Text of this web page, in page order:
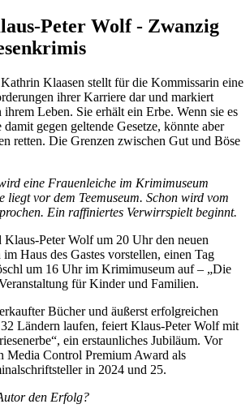
Peter Wolf - Zwanzig
Klaasen stellt für die Kommissarin eine
ihrer Karriere dar und markiert
Leben. Sie erhält ein Erbe. Wenn sie es
gegen geltende Gesetze, könnte aber
retten. Die Grenzen zwischen Gut und Böse
eine Frauenleiche im Krimimuseum
liegt vor dem Teemuseum. Schon wird vom
Ein raffiniertes Verwirrspielt beginnt.
Peter Wolf um 20 Uhr den neuen
Haus des Gastes vorstellen, einen Tag
um 16 Uhr im Krimimuseum auf – „Die
für Kinder und Familien.
Bücher und äußerst erfolgreichen
Ländern laufen, feiert Klaus-Peter Wolf mit
ein erstaunliches Jubiläum. Vor
Media Control Premium Award als
in 2024 und 25.
den Erfolg?